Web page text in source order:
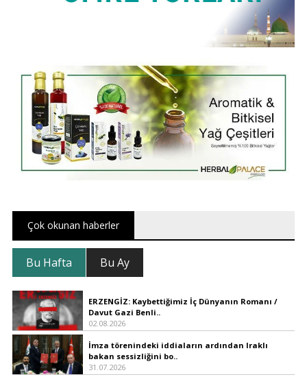
Çok okunan haberler
Bu Hafta Bu Ay
ERZENGİZ: Kaybettiğimiz İç Dünyanın Romanı /
Davut Gazi Benli..
02.08.2026
İmza törenindeki iddiaların ardından Iraklı
bakan sessizliğini bo..
31.07.2026